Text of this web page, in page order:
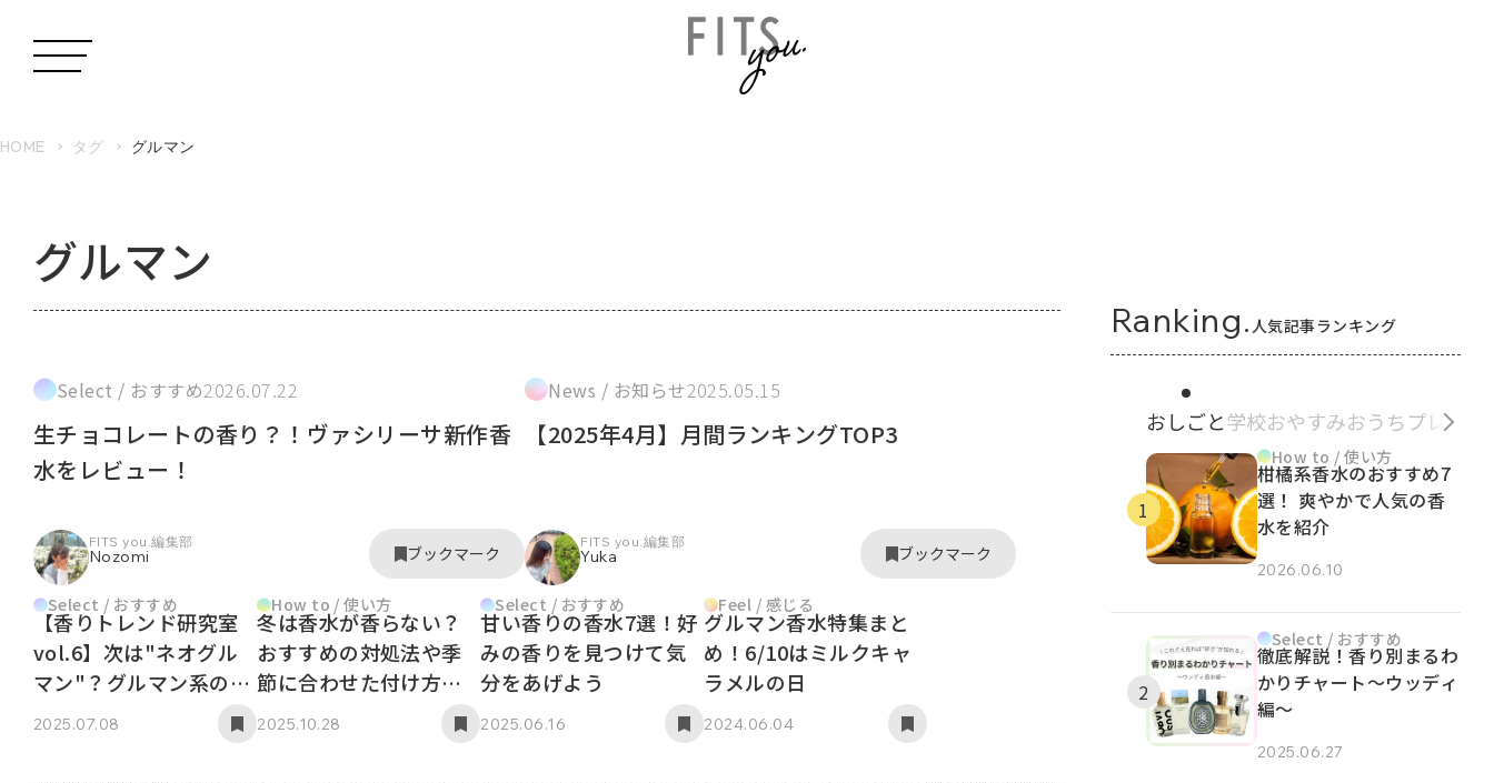
HOME タグ グルマン
グルマン
Select / おすすめ2026.07.22
生チョコレートの香り？！ヴァシリーサ新作香
水をレビュー！
FITS you.編集部
Nozomi ブックマーク
News / お知らせ2025.05.15
【2025年4月】月間ランキングTOP3
FITS you.編集部
Yuka ブックマーク
Select / おすすめ
【香りトレンド研究室
vol.6】次は"ネオグル
マン"？グルマン系のト
レンドを深掘り
2025.07.08
How to / 使い方
冬は香水が香らない？
おすすめの対処法や季
節に合わせた付け方を
紹介
2025.10.28
Select / おすすめ
甘い香りの香水7選！好
みの香りを見つけて気
分をあげよう
2025.06.16
Feel / 感じる
グルマン香水特集まと
め！6/10はミルクキャ
ラメルの日
2024.06.04
Ranking. 人気記事ランキング
おしごと学校おやすみおうち プレゼン
How to / 使い方
柑橘系香水のおすすめ7
選！ 爽やかで人気の香
水を紹介
2026.06.10
Select / おすすめ
徹底解説！香り別まるわ
かりチャート～ウッディ
編～
2025.06.27